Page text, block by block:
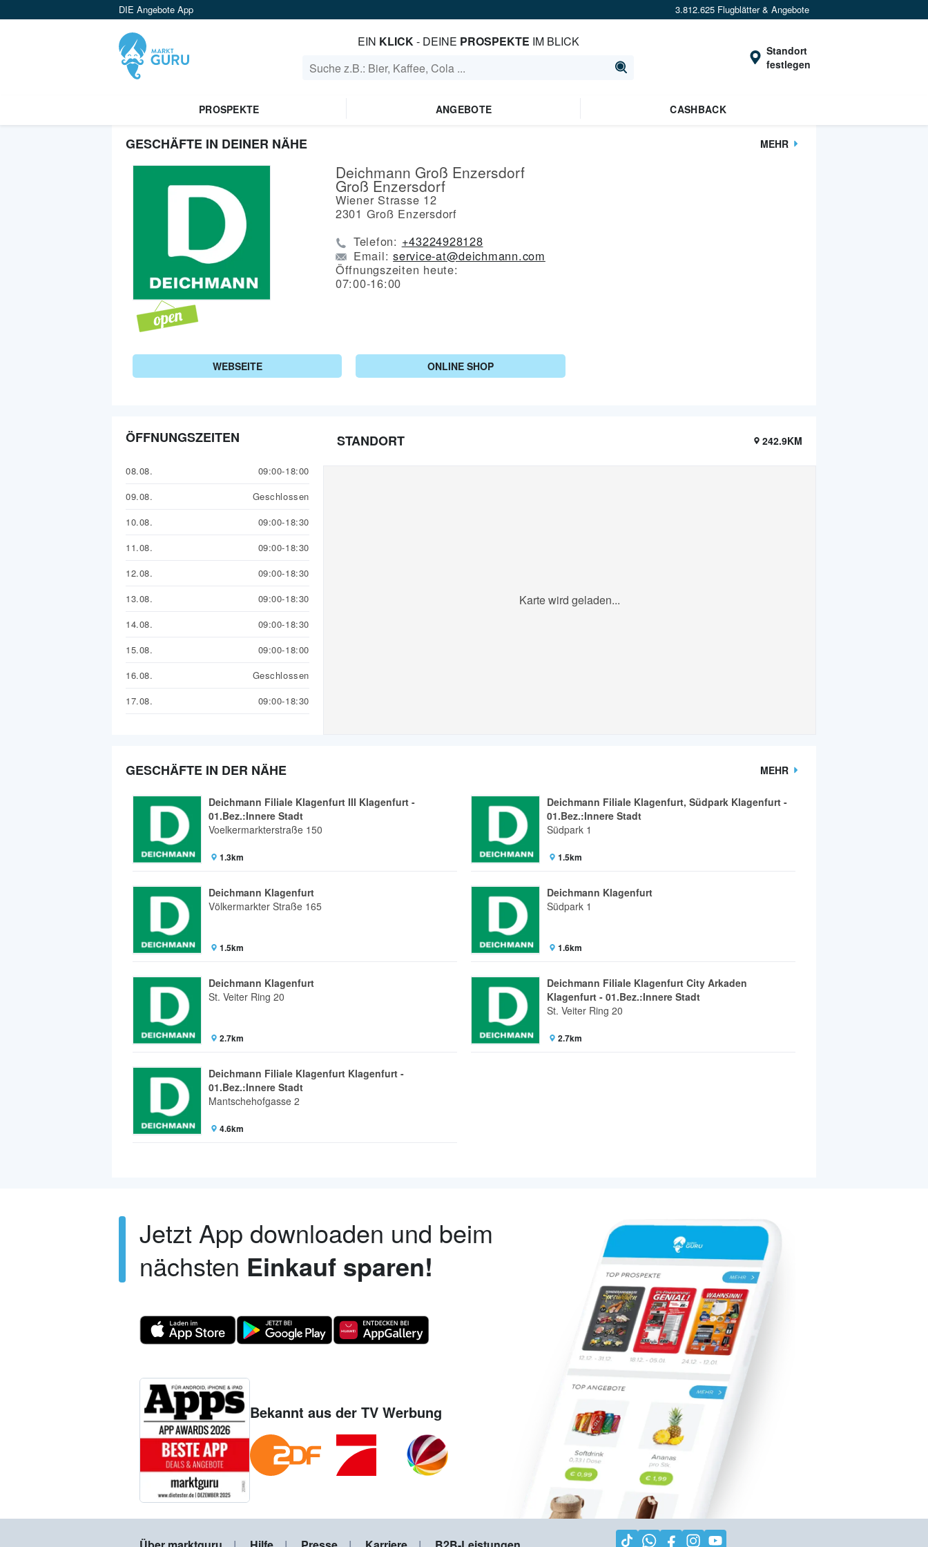
DIE Angebote App 3.812.625 Flugblätter & Angebote
EIN KLICK- DEINE PROSPEKTE IM BLICK
Standort
festlegen
PROSPEKTE ANGEBOTE CASHBACK
GESCHÄFTE IN DEINER NÄHE MEHR
Deichmann Groß Enzersdorf
Groß Enzersdorf
Wiener Strasse 12
2301 Groß Enzersdorf
Telefon: +43224928128
Email:service-at@deichmann.com
Öffnungszeiten heute:
07:00-16:00
WEBSEITE ONLINE SHOP
ÖFFNUNGSZEITEN
08.08.
09:00-18:00
09.08.
Geschlossen
10.08.
09:00-18:30
11.08.
09:00-18:30
12.08.
09:00-18:30
13.08.
09:00-18:30
14.08.
09:00-18:30
15.08.
09:00-18:00
16.08.
Geschlossen
17.08.
09:00-18:30
STANDORT 242.9KM
Karte wird geladen...
GESCHÄFTE IN DER NÄHE MEHR
Deichmann Filiale Klagenfurt III Klagenfurt -
01.Bez.:Innere Stadt
Voelkermarkterstraße 150
1.3km
Deichmann Filiale Klagenfurt, Südpark Klagenfurt -
01.Bez.:Innere Stadt
Südpark 1
1.5km
Deichmann Klagenfurt
Völkermarkter Straße 165
1.5km
Deichmann Klagenfurt
Südpark 1
1.6km
Deichmann Klagenfurt
St. Veiter Ring 20
2.7km
Deichmann Filiale Klagenfurt City Arkaden
Klagenfurt - 01.Bez.:Innere Stadt
St. Veiter Ring 20
2.7km
Deichmann Filiale Klagenfurt Klagenfurt -
01.Bez.:Innere Stadt
Mantschehofgasse 2
4.6km
Jetzt App downloaden und beim
nächsten Einkauf sparen!
Bekannt aus der TV Werbung